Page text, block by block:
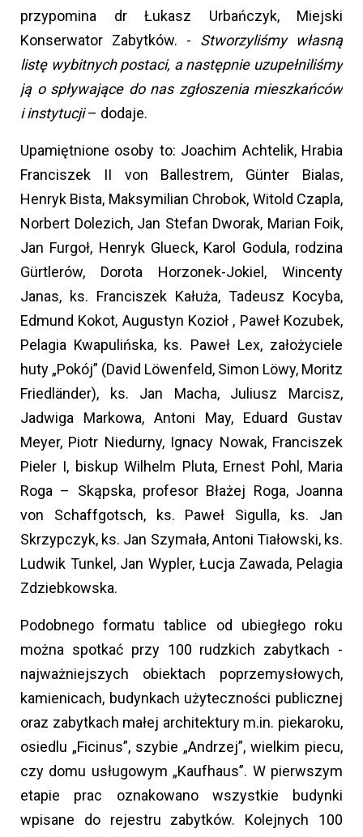
przypomina dr Łukasz Urbańczyk, Miejski
Konserwator Zabytków. - Stworzyliśmy własną
listę wybitnych postaci, a następnie uzupełniliśmy
ją o spływające do nas zgłoszenia mieszkańców
i instytucji– dodaje.
Upamiętnione osoby to: Joachim Achtelik, Hrabia
Franciszek II von Ballestrem, Günter Bialas,
Henryk Bista, Maksymilian Chrobok, Witold Czapla,
Norbert Dolezich, Jan Stefan Dworak, Marian Foik,
Jan Furgoł, Henryk Glueck, Karol Godula, rodzina
Gürtlerów, Dorota Horzonek-Jokiel, Wincenty
Janas, ks. Franciszek Kałuża, Tadeusz Kocyba,
Edmund Kokot, Augustyn Kozioł , Paweł Kozubek,
Pelagia Kwapulińska, ks. Paweł Lex, założyciele
huty „Pokój” (David Löwenfeld, Simon Löwy, Moritz
Friedländer), ks. Jan Macha, Juliusz Marcisz,
Jadwiga Markowa, Antoni May, Eduard Gustav
Meyer, Piotr Niedurny, Ignacy Nowak, Franciszek
Pieler I, biskup Wilhelm Pluta, Ernest Pohl, Maria
Roga – Skąpska, profesor Błażej Roga, Joanna
von Schaffgotsch, ks. Paweł Sigulla, ks. Jan
Skrzypczyk, ks. Jan Szymała, Antoni Tiałowski, ks.
Ludwik Tunkel, Jan Wypler, Łucja Zawada, Pelagia
Zdziebkowska.
Podobnego formatu tablice od ubiegłego roku
można spotkać przy 100 rudzkich zabytkach -
najważniejszych obiektach poprzemysłowych,
kamienicach, budynkach użyteczności publicznej
oraz zabytkach małej architektury m.in. piekaroku,
osiedlu „Ficinus”, szybie „Andrzej”, wielkim piecu,
czy domu usługowym „Kaufhaus”. W pierwszym
etapie prac oznakowano wszystkie budynki
wpisane do rejestru zabytków. Kolejnych 100